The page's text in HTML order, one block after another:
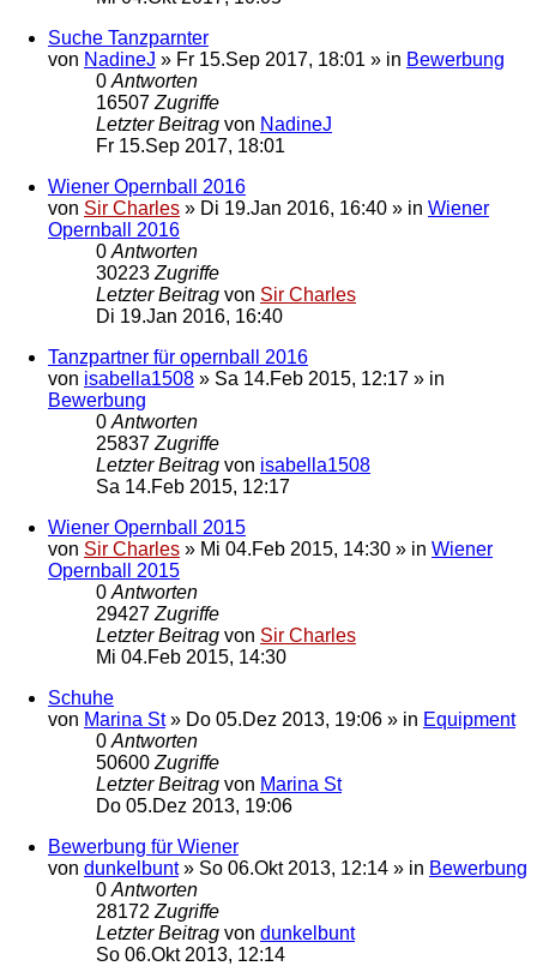
Suche Tanzparnter
von NadineJ » Fr 15.Sep 2017, 18:01 » in Bewerbung
0 Antworten
16507 Zugriffe
Letzter Beitrag von NadineJ
Fr 15.Sep 2017, 18:01
Wiener Opernball 2016
von Sir Charles » Di 19.Jan 2016, 16:40 » in Wiener
Opernball 2016
0 Antworten
30223 Zugriffe
Letzter Beitrag von Sir Charles
Di 19.Jan 2016, 16:40
Tanzpartner für opernball 2016
von isabella1508 » Sa 14.Feb 2015, 12:17 » in
Bewerbung
0 Antworten
25837 Zugriffe
Letzter Beitrag von isabella1508
Sa 14.Feb 2015, 12:17
Wiener Opernball 2015
von Sir Charles » Mi 04.Feb 2015, 14:30 » in Wiener
Opernball 2015
0 Antworten
29427 Zugriffe
Letzter Beitrag von Sir Charles
Mi 04.Feb 2015, 14:30
Schuhe
von Marina St» Do 05.Dez 2013, 19:06 » in Equipment
0 Antworten
50600 Zugriffe
Letzter Beitrag von Marina St
Do 05.Dez 2013, 19:06
Bewerbung für Wiener
von dunkelbunt» So 06.Okt 2013, 12:14 » in Bewerbung
0 Antworten
28172 Zugriffe
Letzter Beitrag von dunkelbunt
So 06.Okt 2013, 12:14